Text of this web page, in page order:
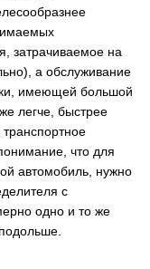
затрачиваемое на
а обслуживание
имеющей большой
легче, быстрее
что для
автомобиль, нужно
с
одно и то же